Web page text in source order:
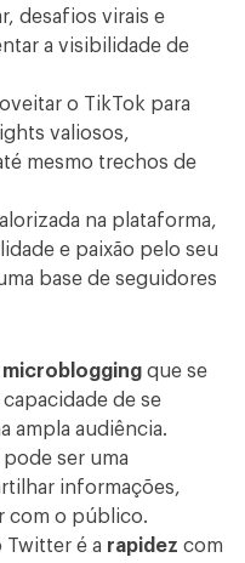
desafios virais e
a visibilidade de
o TikTok para
valiosos,
mesmo trechos de
na plataforma,
e paixão pelo seu
base de seguidores
microblogging que se
de se
ampla audiência.
ser uma
informações,
com o público.
Twitter é a rapidez com